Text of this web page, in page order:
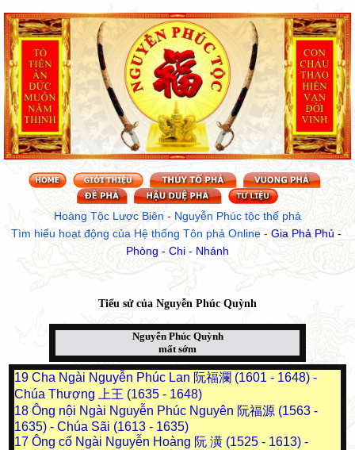
Hoàng Tộc Lược Biên - Nguyễn Phúc tộc thế phả
Tìm hiểu hoạt động của Hệ thống Tôn phả Online - Gia Phả Phủ -
Phòng - Chi - Nhánh
Tiểu sử của Nguyễn Phúc Quỳnh
Nguyễn Phúc Quỳnh
mất sớm
19 Cha Ngài Nguyễn Phúc Lan 阮福瀾 (1601 - 1648) -
Chúa Thượng 上王 (1635 - 1648)
18 Ông nội Ngài Nguyễn Phúc Nguyên 阮福源 (1563 -
1635) - Chúa Sãi (1613 - 1635)
17 Ông cố Ngài Nguyễn Hoàng 阮 潢 (1525 - 1613) -